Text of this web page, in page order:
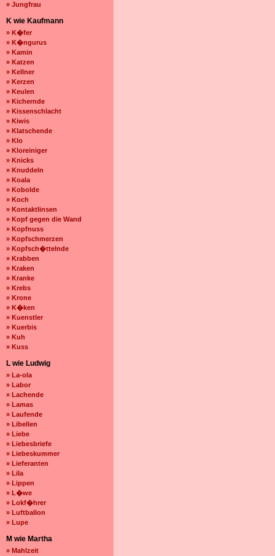
» Jungfrau
K wie Kaufmann
» K�fer
» K�ngurus
» Kamin
» Katzen
» Kellner
» Kerzen
» Keulen
» Kichernde
» Kissenschlacht
» Kiwis
» Klatschende
» Klo
» Kloreiniger
» Knicks
» Knuddeln
» Koala
» Kobolde
» Koch
» Kontaktlinsen
» Kopf gegen die Wand
» Kopfnuss
» Kopfschmerzen
» Kopfsch�ttelnde
» Krabben
» Kraken
» Kranke
» Krebs
» Krone
» K�ken
» Kuenstler
» Kuerbis
» Kuh
» Kuss
L wie Ludwig
» La-ola
» Labor
» Lachende
» Lamas
» Laufende
» Libellen
» Liebe
» Liebesbriefe
» Liebeskummer
» Lieferanten
» Lila
» Lippen
» L�we
» Lokf�hrer
» Luftballon
» Lupe
M wie Martha
» Mahlzeit